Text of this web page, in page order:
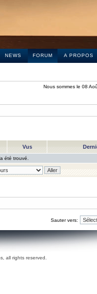
NEWS FORUM A PROPOS
Nous sommes le 08
Vus
été trouvé.
Sauter vers:
all rights reserved.